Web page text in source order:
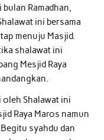
Ramadhan,
ini bersama
menuju Masjid.
shalawat ini
Mesjid Raya
oleh Shalawat ini
Raya Maros namun
syahdu dan